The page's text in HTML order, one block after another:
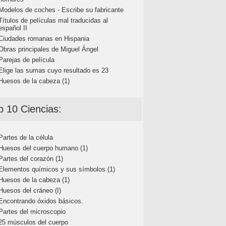
de coches - Escribe su fabricante
de películas mal traducidas al
II
romanas en Hispania
principales de Miguel Ángel
de película
las sumas cuyo resultado es 23
de la cabeza (1)
10 Ciencias:
de la célula
del cuerpo humano (1)
del corazón (1)
químicos y sus símbolos (1)
de la cabeza (1)
del cráneo (I)
óxidos básicos.
del microscopio
músculos del cuerpo